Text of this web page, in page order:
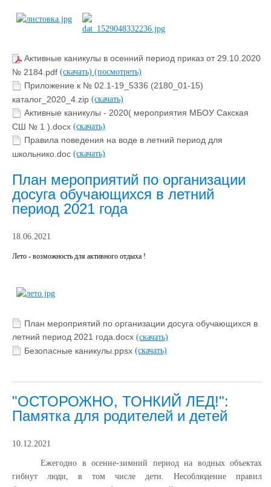
Активные каникулы в осенний период приказ от 29.10.2020
№ 2184.pdf (скачать) (посмотреть)
Приложение к № 02.1-19_5336 (2180_01-15)
каталог_2020_4.zip (скачать)
Активные каникулы - 2020( мероприятия МБОУ Сакская
СШ № 1 ).docx (скачать)
Правила поведения на воде в летний период для
школьнико.doc (скачать)
План мероприятий по организации
досуга обучающихся в летний
период 2021 года
18.06.2021
Лето - возможность для активного отдыха !
План мероприятий по организации досуга обучающихся в
летний период 2021 года.docx (скачать)
Безопасные каникулы.ppsx (скачать)
"ОСТОРОЖНО, ТОНКИЙ ЛЕД!":
Памятка для родителей и детей
10.12.2021
Ежегодно в осенне-зимний период на водных объектах
гибнут люди, в том числе дети. Несоблюдение правил